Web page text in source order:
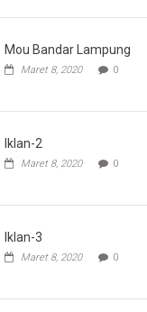
Mou Bandar Lampung
Maret 8, 2020 0
Iklan-2
Maret 8, 2020 0
Iklan-3
Maret 8, 2020 0